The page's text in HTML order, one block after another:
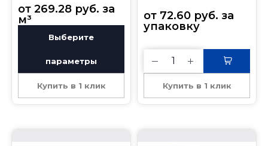
от 269.28 руб.
м³
Выберите
параметры
Купить в 1 клик
от 72.60 руб.
упаковку
Купить в 1 клик